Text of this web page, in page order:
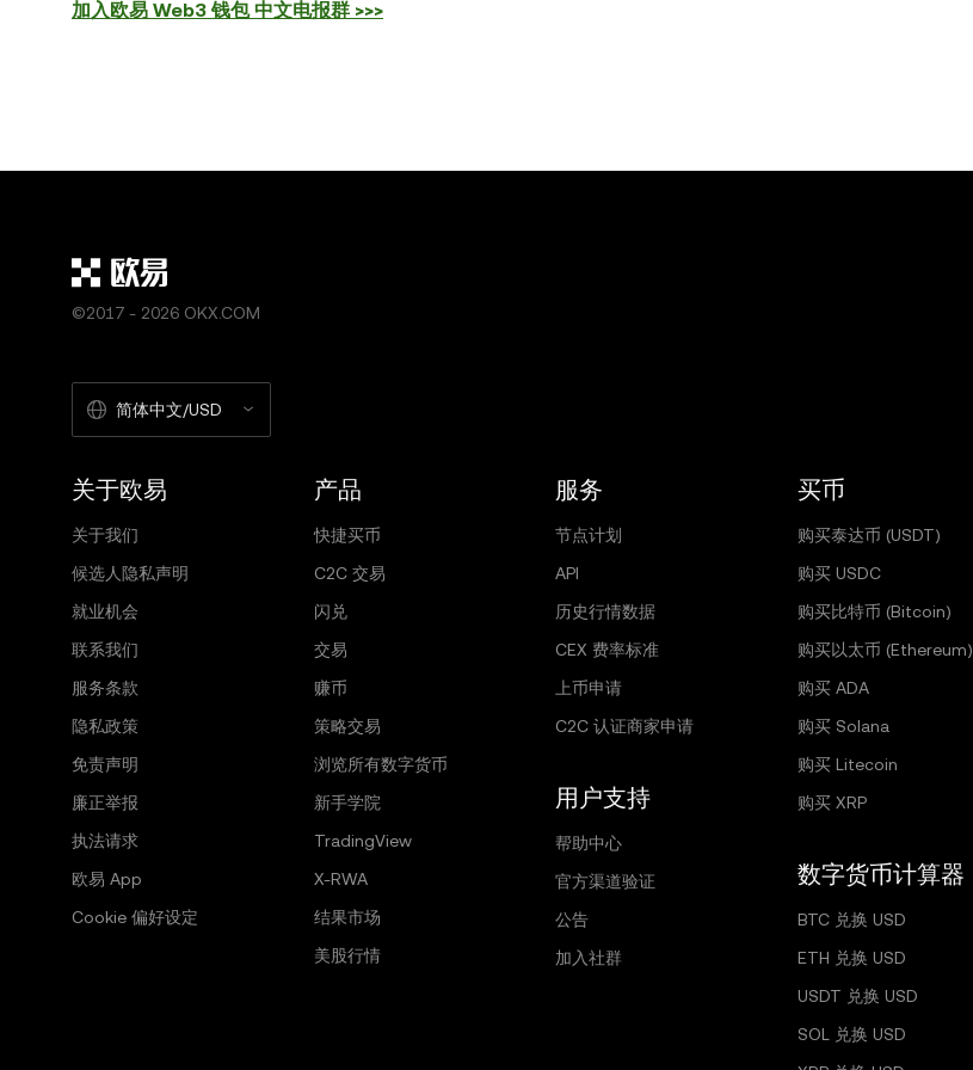
加入欧易 Web3 钱包 中文电报群 >>>
©2017 - 2026 OKX.COM
简体中文/USD
关于欧易
关于我们
候选人隐私声明
就业机会
联系我们
服务条款
隐私政策
免责声明
廉正举报
执法请求
欧易 App
Cookie 偏好设定
产品
快捷买币
C2C 交易
闪兑
交易
赚币
策略交易
浏览所有数字货币
新手学院
TradingView
X-RWA
结果市场
美股行情
服务
节点计划
API
历史行情数据
CEX 费率标准
上币申请
C2C 认证商家申请
用户支持
帮助中心
官方渠道验证
公告
加入社群
买币
购买泰达币 (USDT)
购买 USDC
购买比特币 (Bitcoin)
购买以太币 (Ethereum)
购买 ADA
购买 Solana
购买 Litecoin
购买 XRP
数字货币计算器
BTC 兑换 USD
ETH 兑换 USD
USDT 兑换 USD
SOL 兑换 USD